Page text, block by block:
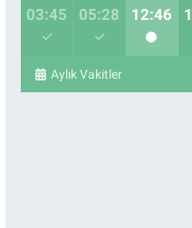
03:45 05:28 12:46
Aylık Vakitler